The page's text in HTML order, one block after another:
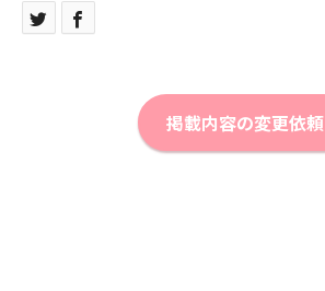
掲載内容の変更依頼